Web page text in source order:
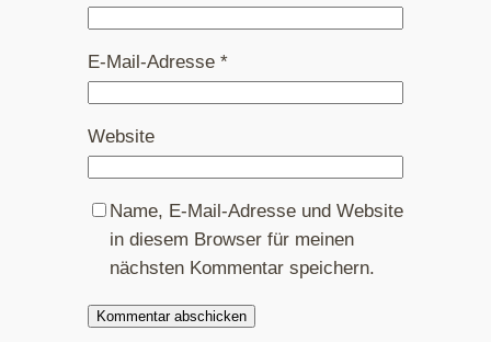
E-Mail-Adresse *
Website
Name, E-Mail-Adresse und Website
in diesem Browser für meinen
nächsten Kommentar speichern.